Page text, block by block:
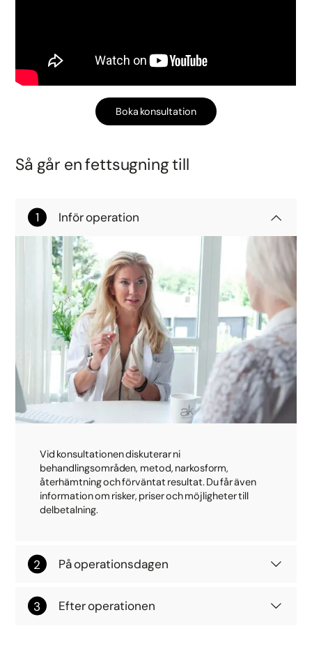
Boka konsultation
Så går en fettsugning till
Inför operation
Vid konsultationen diskuterar ni
behandlingsområden, metod, narkosform,
återhämtning och förväntat resultat. Du får även
information om risker, priser och möjligheter till
delbetalning.
På operationsdagen
Efter operationen